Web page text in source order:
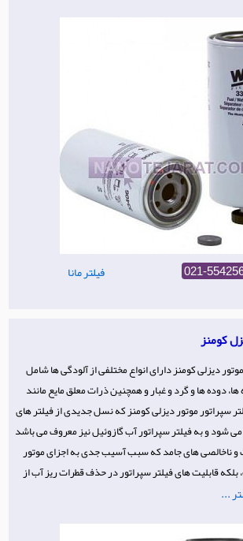
فیلتر مانا 021-
کومنز
دیزلی کومنز دارای انواع مختلفی از آلودگی ها شامل
دوده ها و گرد و غبار و همچنین ذرات معلق مایع مانند
سپراتور موتور دیزلی کومنز که نسل جدیدی از فیلتر های
و به فیلتر سپراتور آب گازوئیل نیز معروف می باشد
و ناخالصی های جامد که سبب آسیب جدی به اجزای موتور
قابلیت های فیلتر سپراتور در حذف قطرات ریز آب از
...